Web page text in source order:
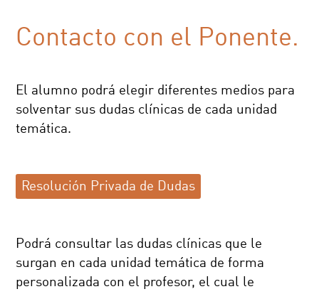
Contacto con el Ponente.
El alumno podrá elegir diferentes medios para
solventar sus dudas clínicas de cada unidad
temática.
Resolución Privada de Dudas
Podrá consultar las dudas clínicas que le
surgan en cada unidad temática de forma
personalizada con el profesor, el cual le